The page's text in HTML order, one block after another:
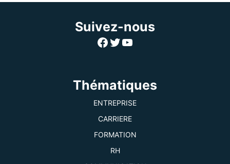
Suivez-nous
Facebook
Twitter
YouTube
Thématiques
ENTREPRISE
CARRIERE
FORMATION
RH